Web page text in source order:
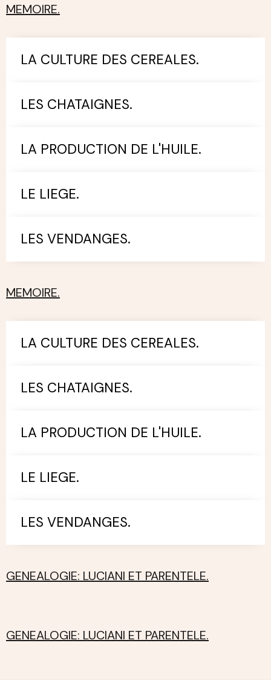
MEMOIRE.
LA CULTURE DES CEREALES.
LES CHATAIGNES.
LA PRODUCTION DE L'HUILE.
LE LIEGE.
LES VENDANGES.
MEMOIRE.
LA CULTURE DES CEREALES.
LES CHATAIGNES.
LA PRODUCTION DE L'HUILE.
LE LIEGE.
LES VENDANGES.
GENEALOGIE: LUCIANI ET PARENTELE.
GENEALOGIE: LUCIANI ET PARENTELE.